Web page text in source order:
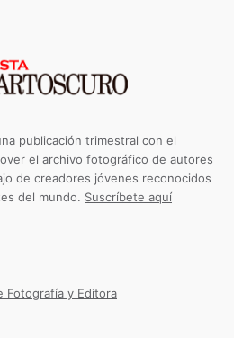
publicación trimestral con el
el archivo fotográfico de autores
de creadores jóvenes reconocidos
del mundo. Suscríbete aquí